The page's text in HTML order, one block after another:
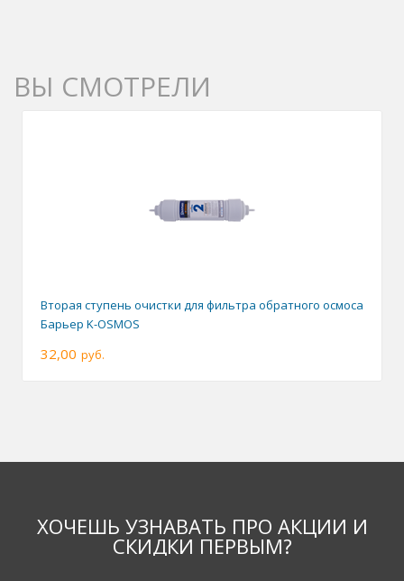
ВЫ СМОТРЕЛИ
Вторая ступень очистки для фильтра обратного осмоса
Барьер K-OSMOS
32,00 руб.
ХОЧЕШЬ УЗНАВАТЬ ПРО АКЦИИ И
СКИДКИ ПЕРВЫМ?